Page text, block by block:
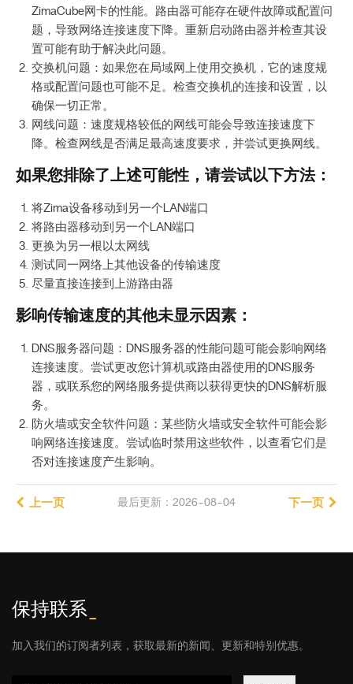
ZimaCube网卡的性能。路由器可能存在硬件故障或配置问
题，导致网络连接速度下降。重新启动路由器并检查其设
置可能有助于解决此问题。
交换机问题：如果您在局域网上使用交换机，它的速度规
格或配置问题也可能不足。检查交换机的连接和设置，以
确保一切正常。
网线问题：速度规格较低的网线可能会导致连接速度下
降。检查网线是否满足最高速度要求，并尝试更换网线。
如果您排除了上述可能性，请尝试以下方法：
将Zima设备移动到另一个LAN端口
将路由器移动到另一个LAN端口
更换为另一根以太网线
测试同一网络上其他设备的传输速度
尽量直接连接到上游路由器
影响传输速度的其他未显示因素：
DNS服务器问题：DNS服务器的性能问题可能会影响网络
连接速度。尝试更改您计算机或路由器使用的DNS服务
器，或联系您的网络服务提供商以获得更快的DNS解析服
务。
防火墙或安全软件问题：某些防火墙或安全软件可能会影
响网络连接速度。尝试临时禁用这些软件，以查看它们是
否对连接速度产生影响。
最后更新：2026-08-04
上一页 下一页
保持联系
加入我们的订阅者列表，获取最新的新闻、更新和特别优惠。